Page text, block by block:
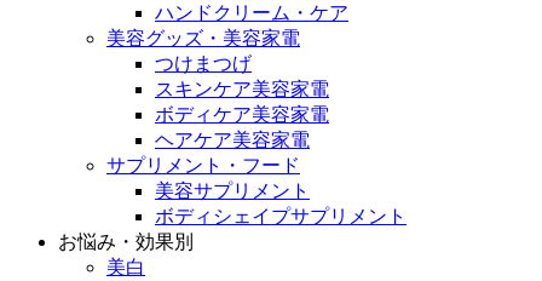
ハンドクリーム・ケア
美容グッズ・美容家電
つけまつげ
スキンケア美容家電
ボディケア美容家電
ヘアケア美容家電
サプリメント・フード
美容サプリメント
ボディシェイプサプリメント
お悩み・効果別
美白